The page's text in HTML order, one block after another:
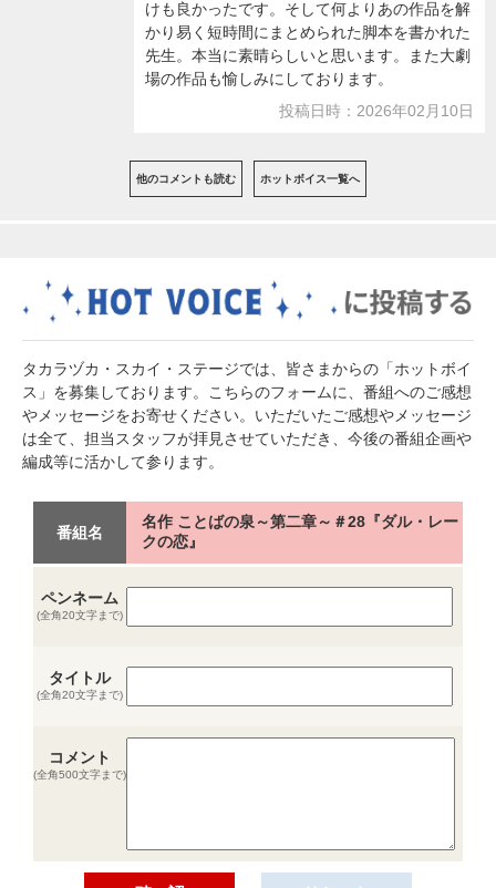
けも良かったです。そして何よりあの作品を解
かり易く短時間にまとめられた脚本を書かれた
先生。本当に素晴らしいと思います。また大劇
場の作品も愉しみにしております。
投稿日時：2026年02月10日
他のコメントも読む ホットボイス一覧へ
タカラヅカ・スカイ・ステージでは、皆さまからの「ホットボイ
ス」を募集しております。こちらのフォームに、番組へのご感想
やメッセージをお寄せください。いただいたご感想やメッセージ
は全て、担当スタッフが拝見させていただき、今後の番組企画や
編成等に活かして参ります。
番組名
名作 ことばの泉～第二章～＃28『ダル・レー
クの恋』
ペンネーム
(全角20文字まで)
タイトル
(全角20文字まで)
コメント
(全角500文字まで)